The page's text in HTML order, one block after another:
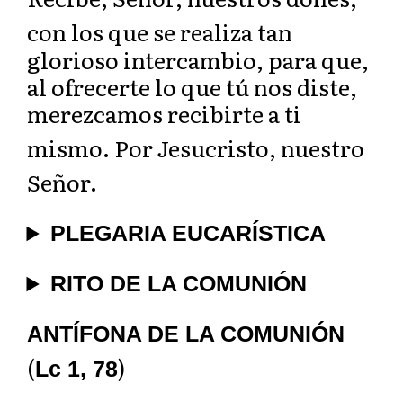
con los que se realiza tan
glorioso intercambio, para que,
al ofrecerte lo que tú nos diste,
merezcamos recibirte a ti
mismo. PorJesucristo, nuestro
Señor.
PLEGARIA EUCARÍSTICA
RITO DE LA COMUNIÓN
ANTÍFONA DE LA COMUNIÓN
(Lc 1, 78)